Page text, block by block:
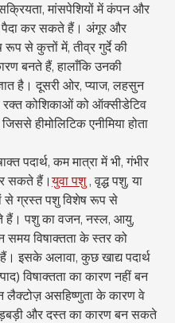
मांसपेशियों में कंपन और
पैदा कर सकते हैं। अंगूर और
से कुत्तों में, तीव्र गुर्दे की
बनते हैं, हालाँकि उनकी
है। दूसरी ओर, प्याज, लहसुन
कोशिकाओं को ऑक्सीडेटिव
हीमोलिटिक एनीमिया होता
पदार्थ, कम मात्रा में भी, गंभीर
सकते हैं।युवा पशु , वृद्ध पशु, या
से ग्रस्त पशु विशेष रूप से
हैं। पशु का वजन, नस्ल, आयु,
विषाक्तता के स्तर को
हैं। इसके अलावा, कुछ खाद्य पदार्थ
विषाक्तता का कारण नहीं बन
असहिष्णुता के कारण वे
और दस्त का कारण बन सकते